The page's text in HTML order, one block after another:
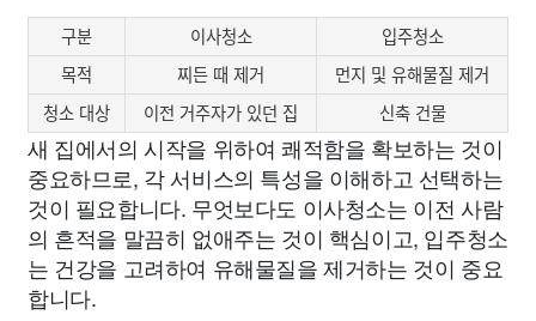
구분 이사청소
입주청소
목적
찌든 때 제거
먼지 및 유해물질 제거
청소 대상
이전 거주자가 있던 집 신축 건물
새 집에서의 시작을 위하여 쾌적함을 확보하는 것이
중요하므로, 각 서비스의 특성을 이해하고 선택하는
것이 필요합니다. 무엇보다도 이사청소는 이전 사람
의 흔적을 말끔히 없애주는 것이 핵심이고, 입주청소
는 건강을 고려하여 유해물질을 제거하는 것이 중요
합니다.